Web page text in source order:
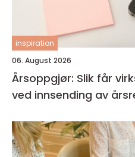
inspiration
06. August 2026
Årsoppgjør: Slik får
ved innsending av